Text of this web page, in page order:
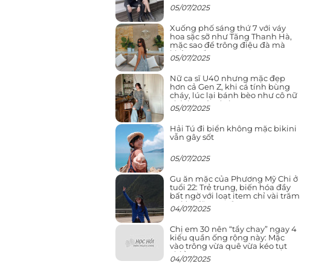
05/07/2025
Xuống phố sáng thứ 7 với váy
hoa sặc sỡ như Tăng Thanh Hà,
mặc sao để trông điệu đà mà
không sến
05/07/2025
Nữ ca sĩ U40 nhưng mặc đẹp
hơn cả Gen Z, khi cá tính bùng
cháy, lúc lại bánh bèo như cô nữ
chính ngôn tình
05/07/2025
Hải Tú đi biển không mặc bikini
vẫn gây sốt
05/07/2025
Gu ăn mặc của Phương Mỹ Chi ở
tuổi 22: Trẻ trung, biến hóa đầy
bất ngờ với loạt item chỉ vài trăm
nghìn đã mua được
04/07/2025
Chị em 30 nên “tẩy chay” ngay 4
kiểu quần ống rộng này: Mặc
vào trông vừa quê vừa kéo tụt
chiều cao
04/07/2025